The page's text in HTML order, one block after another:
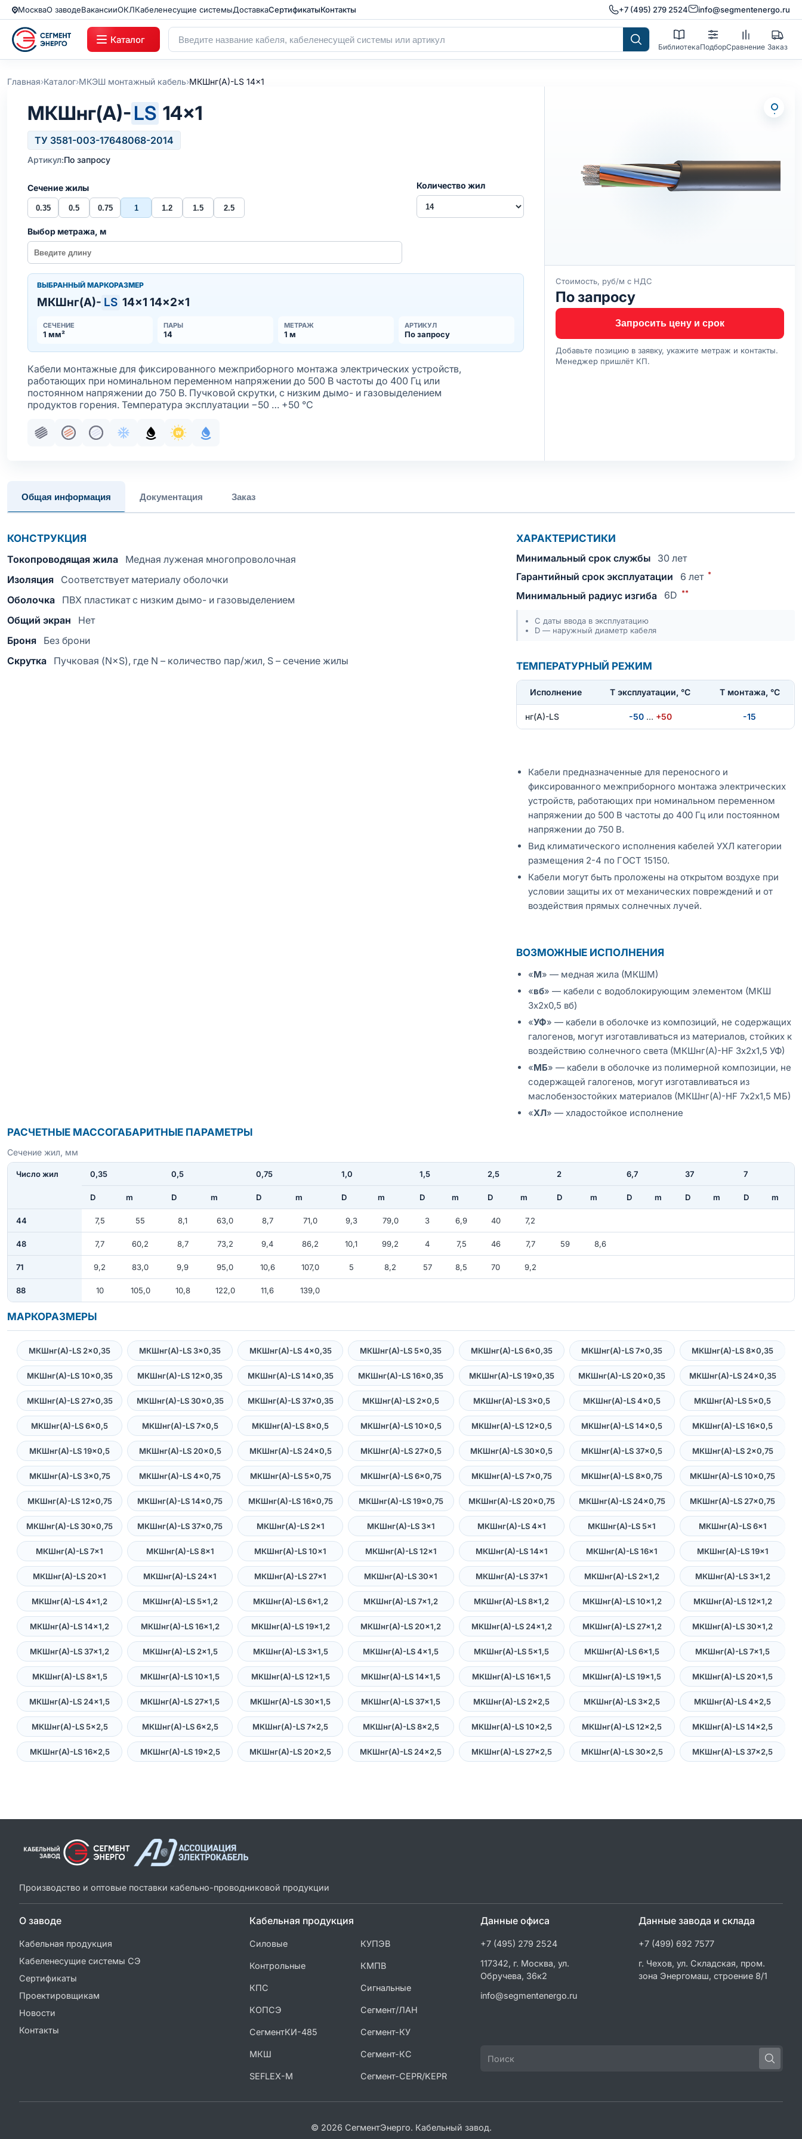
МоскваО заводеВакансииОКЛКабеленесущие системыДоставкаСертификатыКонтакты +7 (495) 279 2524 info@segmentenergo.ru
Каталог
БиблиотекаПодборСравнение Заказ
Главная›Каталог›МКЭШ монтажный кабель›МКШнг(А)-LS 14x1
МКШнг(А)-LS 14×1
ТУ 3581-003-17648068-2014
Артикул:По запросу
Стоимость, руб/м с НДС
По запросу
Запросить цену и срок
Добавьте позицию в заявку, укажите метраж и контакты.
Менеджер пришлёт КП.
Сечение жилы
0.35 0.5 0.75 1 1.2 1.5 2.5
Количество жил
Выбор метража, м
ВЫБРАННЫЙ МАРКОРАЗМЕР
МКШнг(А)- LS 14×1 14×2×1
СЕЧЕНИЕ
1 мм²
ПАРЫ
14
МЕТРАЖ
1 м
АРТИКУЛ
По запросу
Кабели монтажные для фиксированного межприборного монтажа электрических устройств,
работающих при номинальном переменном напряжении до 500 В частоты до 400 Гц или
постоянном напряжении до 750 В. Пучковой скрутки, с низким дымо- и газовыделением
продуктов горения. Температура эксплуатации −50 … +50 °С
Пучковая скрутка
Жила медная многопроволочная
Жила медная многопроволочная лужёная
Хладостойкое исполнение оболочки
Маслобензостойкое исполнение оболочки
Стойкость к ультрафиолету
С водоблокирующим элементом
Общая информация Документация Заказ
КОНСТРУКЦИЯ
Токопроводящая жила
Медная луженая многопроволочная
Изоляция
Соответствует материалу оболочки
Оболочка
ПВХ пластикат с низким дымо- и газовыделением
Общий экран
Нет
Броня
Без брони
Скрутка
Пучковая (N×S), где N – количество пар/жил, S – сечение жилы
ХАРАКТЕРИСТИКИ
Минимальный срок службы
30 лет
Гарантийный срок эксплуатации
6 лет *
Минимальный радиус изгиба 6D **
С даты ввода в эксплуатацию
D — наружный диаметр кабеля
ТЕМПЕРАТУРНЫЙ РЕЖИМ
Исполнение T эксплуатации, °С Т монтажа, °С
нг(А)-LS -50 … +50 -15
Кабели предназначенные для переносного и
фиксированного межприборного монтажа электрических
устройств, работающих при номинальном переменном
напряжении до 500 В частоты до 400 Гц или постоянном
напряжении до 750 В.
Вид климатического исполнения кабелей УХЛ категории
размещения 2-4 по ГОСТ 15150.
Кабели могут быть проложены на открытом воздухе при
условии защиты их от механических повреждений и от
воздействия прямых солнечных лучей.
ВОЗМОЖНЫЕ ИСПОЛНЕНИЯ
«М» — медная жила (МКШМ)
«вб» — кабели с водоблокирующим элементом (МКШ
3х2х0,5 вб)
«УФ» — кабели в оболочке из композиций, не содержащих
галогенов, могут изготавливаться из материалов, стойких к
воздействию солнечного света (МКШнг(А)-HF 3х2х1,5 УФ)
«МБ» — кабели в оболочке из полимерной композиции, не
содержащей галогенов, могут изготавливаться из
маслобензостойких материалов (МКШнг(А)-HF 7х2х1,5 МБ)
«ХЛ» — хладостойкое исполнение
РАСЧЕТНЫЕ МАССОГАБАРИТНЫЕ ПАРАМЕТРЫ
Сечение жил, мм
Число жил 0,35 0,5 0,75 1,0 1,5 2,5 2 6,7 37 7
D m D m D m D m D m D m D m D m D m D m
44 7,5 55 8,1 63,0 8,7 71,0 9,3 79,0 3 6,9 40 7,2
48 7,7 60,2 8,7 73,2 9,4 86,2 10,1 99,2 4 7,5 46 7,7 59 8,6
71 9,2 83,0 9,9 95,0 10,6 107,0 5 8,2 57 8,5 70 9,2
88 10 105,0 10,8 122,0 11,6 139,0
МАРКОРАЗМЕРЫ
МКШнг(А)-LS 2×0,35 МКШнг(А)-LS 3×0,35 МКШнг(А)-LS 4×0,35 МКШнг(А)-LS 5×0,35 МКШнг(А)-LS 6×0,35 МКШнг(А)-LS 7×0,35 МКШнг(А)-LS 8×0,35
МКШнг(А)-LS 10×0,35 МКШнг(А)-LS 12×0,35 МКШнг(А)-LS 14×0,35 МКШнг(А)-LS 16×0,35 МКШнг(А)-LS 19×0,35 МКШнг(А)-LS 20×0,35 МКШнг(А)-LS 24×0,35
МКШнг(А)-LS 27×0,35 МКШнг(А)-LS 30×0,35 МКШнг(А)-LS 37×0,35 МКШнг(А)-LS 2×0,5 МКШнг(А)-LS 3×0,5 МКШнг(А)-LS 4×0,5 МКШнг(А)-LS 5×0,5
МКШнг(А)-LS 6×0,5 МКШнг(А)-LS 7×0,5 МКШнг(А)-LS 8×0,5 МКШнг(А)-LS 10×0,5 МКШнг(А)-LS 12×0,5 МКШнг(А)-LS 14×0,5 МКШнг(А)-LS 16×0,5
МКШнг(А)-LS 19×0,5 МКШнг(А)-LS 20×0,5 МКШнг(А)-LS 24×0,5 МКШнг(А)-LS 27×0,5 МКШнг(А)-LS 30×0,5 МКШнг(А)-LS 37×0,5 МКШнг(А)-LS 2×0,75
МКШнг(А)-LS 3×0,75 МКШнг(А)-LS 4×0,75 МКШнг(А)-LS 5×0,75 МКШнг(А)-LS 6×0,75 МКШнг(А)-LS 7×0,75 МКШнг(А)-LS 8×0,75 МКШнг(А)-LS 10×0,75
МКШнг(А)-LS 12×0,75 МКШнг(А)-LS 14×0,75 МКШнг(А)-LS 16×0,75 МКШнг(А)-LS 19×0,75 МКШнг(А)-LS 20×0,75 МКШнг(А)-LS 24×0,75 МКШнг(А)-LS 27×0,75
МКШнг(А)-LS 30×0,75 МКШнг(А)-LS 37×0,75 МКШнг(А)-LS 2×1 МКШнг(А)-LS 3×1 МКШнг(А)-LS 4×1 МКШнг(А)-LS 5×1 МКШнг(А)-LS 6×1
МКШнг(А)-LS 7×1 МКШнг(А)-LS 8×1 МКШнг(А)-LS 10×1 МКШнг(А)-LS 12×1 МКШнг(А)-LS 14×1 МКШнг(А)-LS 16×1 МКШнг(А)-LS 19×1
МКШнг(А)-LS 20×1 МКШнг(А)-LS 24×1 МКШнг(А)-LS 27×1 МКШнг(А)-LS 30×1 МКШнг(А)-LS 37×1 МКШнг(А)-LS 2×1,2 МКШнг(А)-LS 3×1,2
МКШнг(А)-LS 4×1,2 МКШнг(А)-LS 5×1,2 МКШнг(А)-LS 6×1,2 МКШнг(А)-LS 7×1,2 МКШнг(А)-LS 8×1,2 МКШнг(А)-LS 10×1,2 МКШнг(А)-LS 12×1,2
МКШнг(А)-LS 14×1,2 МКШнг(А)-LS 16×1,2 МКШнг(А)-LS 19×1,2 МКШнг(А)-LS 20×1,2 МКШнг(А)-LS 24×1,2 МКШнг(А)-LS 27×1,2 МКШнг(А)-LS 30×1,2
МКШнг(А)-LS 37×1,2 МКШнг(А)-LS 2×1,5 МКШнг(А)-LS 3×1,5 МКШнг(А)-LS 4×1,5 МКШнг(А)-LS 5×1,5 МКШнг(А)-LS 6×1,5 МКШнг(А)-LS 7×1,5
МКШнг(А)-LS 8×1,5 МКШнг(А)-LS 10×1,5 МКШнг(А)-LS 12×1,5 МКШнг(А)-LS 14×1,5 МКШнг(А)-LS 16×1,5 МКШнг(А)-LS 19×1,5 МКШнг(А)-LS 20×1,5
МКШнг(А)-LS 24×1,5 МКШнг(А)-LS 27×1,5 МКШнг(А)-LS 30×1,5 МКШнг(А)-LS 37×1,5 МКШнг(А)-LS 2×2,5 МКШнг(А)-LS 3×2,5 МКШнг(А)-LS 4×2,5
МКШнг(А)-LS 5×2,5 МКШнг(А)-LS 6×2,5 МКШнг(А)-LS 7×2,5 МКШнг(А)-LS 8×2,5 МКШнг(А)-LS 10×2,5 МКШнг(А)-LS 12×2,5 МКШнг(А)-LS 14×2,5
МКШнг(А)-LS 16×2,5 МКШнг(А)-LS 19×2,5 МКШнг(А)-LS 20×2,5 МКШнг(А)-LS 24×2,5 МКШнг(А)-LS 27×2,5 МКШнг(А)-LS 30×2,5 МКШнг(А)-LS 37×2,5
Производство и оптовые поставки кабельно-проводниковой продукции
О заводе
Кабельная продукция
Кабеленесущие системы СЭ
Сертификаты
Проектировщикам
Новости
Контакты
Кабельная продукция
Силовые КУПЭВ
Контрольные КМПВ
КПС Сигнальные
КОПСЭ Сегмент/ЛАН
СегментКИ-485 Сегмент-КУ
МКШ Сегмент-КС
SEFLEX-M Сегмент-CEPR/KEPR
Данные офиса
+7 (495) 279 2524
117342, г. Москва, ул.
Обручева, 36к2
info@segmentenergo.ru
Данные завода и склада
+7 (499) 692 7577
г. Чехов, ул. Складская, пром.
зона Энергомаш, строение 8/1
© 2026 СегментЭнерго. Кабельный завод.